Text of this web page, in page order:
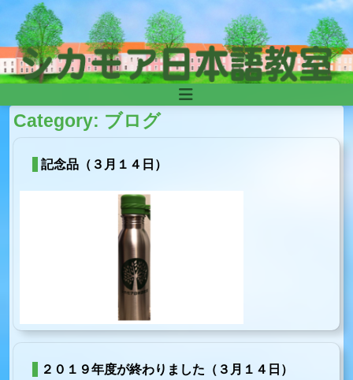
Skip to content
Main
Category: ブログ
記念品（３月１４日）
２０１９年度が終わりました（３月１４日）